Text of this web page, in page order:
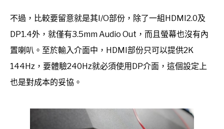
不過，比較要留意就是其I/O部份，除了一組HDMI2.0及
DP1.4外，就僅有3.5mm Audio Out，而且螢幕也沒有內
置喇叭。至於輸入介面中，HDMI部份只可以提供2K
144Hz，要體驗240Hz就必須使用DP介面，這個設定上
也是對成本的妥協。